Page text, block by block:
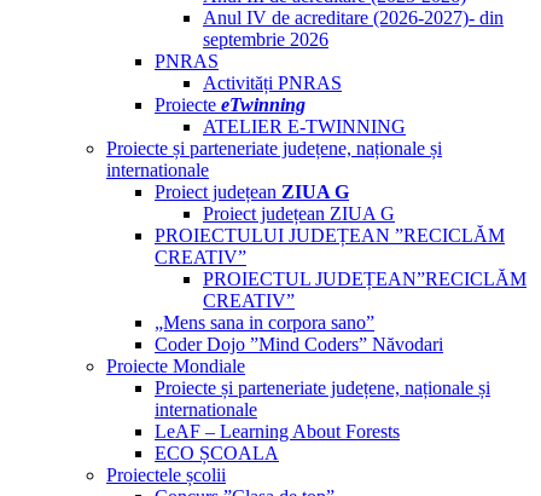
Anul IV de acreditare (2026-2027)- din
septembrie 2026
PNRAS
Activități PNRAS
Proiecte eTwinning
ATELIER E-TWINNING
Proiecte și parteneriate județene, naționale și
internationale
Proiect județean ZIUA G
Proiect județean ZIUA G
PROIECTULUI JUDEȚEAN ”RECICLĂM
CREATIV”
PROIECTUL JUDEȚEAN”RECICLĂM
CREATIV”
„Mens sana in corpora sano”
Coder Dojo ”Mind Coders” Năvodari
Proiecte Mondiale
Proiecte și parteneriate județene, naționale și
internationale
LeAF – Learning About Forests
ECO ȘCOALA
Proiectele școlii